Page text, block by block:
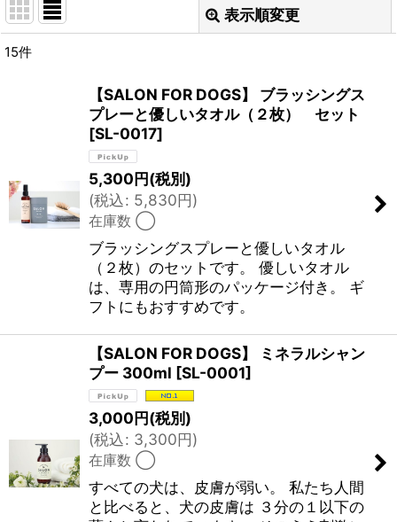
表示順変更
15件
【SALON FOR DOGS】 ブラッシングス
プレーと優しいタオル（２枚） セット
[SL-0017]
5,300円(税別)
(税込: 5,830円)
在庫数 ◯
ブラッシングスプレーと優しいタオル
（２枚）のセットです。 優しいタオル
は、専用の円筒形のパッケージ付き。 ギ
フトにもおすすめです。
【SALON FOR DOGS】 ミネラルシャン
プー 300ml [SL-0001]
3,000円(税別)
(税込: 3,300円)
在庫数 ◯
すべての犬は、皮膚が弱い。 私たち人間
と比べると、犬の皮膚は ３分の１以下の